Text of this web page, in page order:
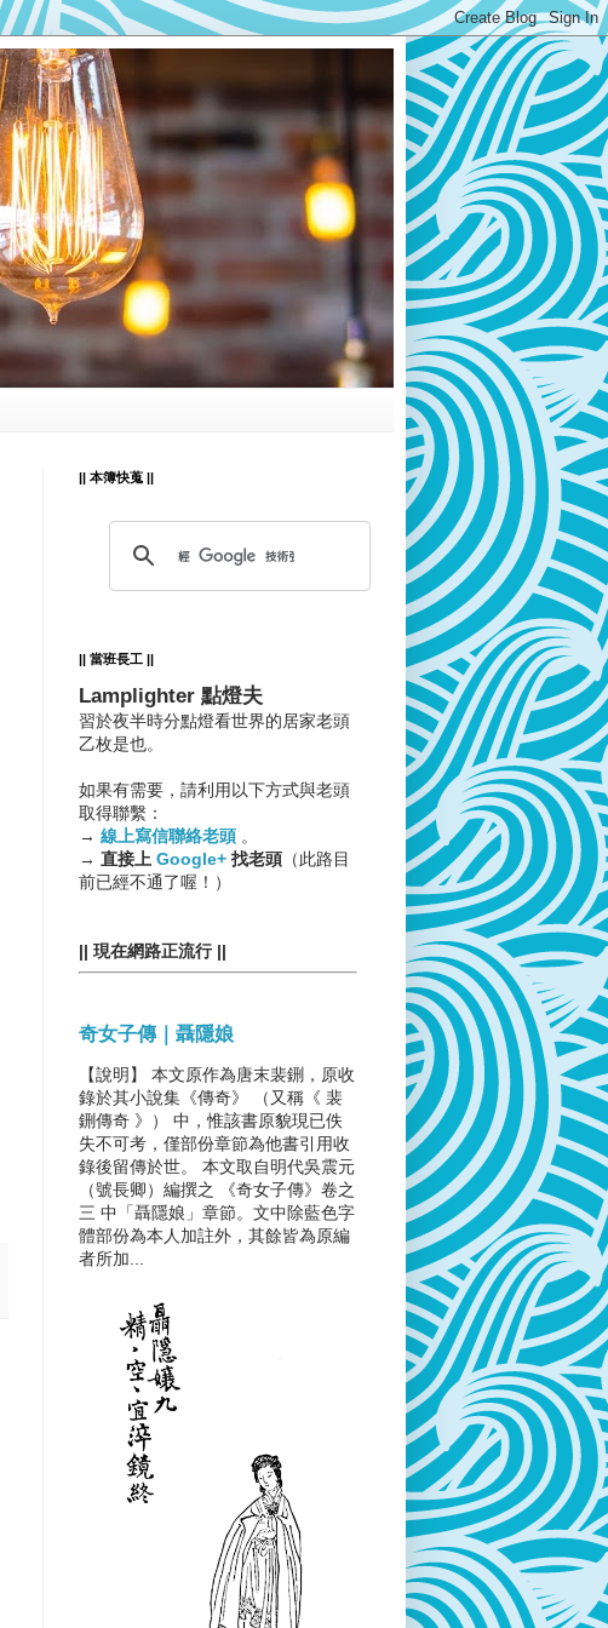
|| 本簿快蒐 ||
|| 當班長工 ||
Lamplighter 點燈夫
習於夜半時分點燈看世界的居家老頭
乙枚是也。
如果有需要，請利用以下方式與老頭
取得聯繫：
→ 線上寫信聯絡老頭 。
→ 直接上 Google+ 找老頭 （此路目
前已經不通了喔！）
|| 現在網路正流行 ||
奇女子傳｜聶隱娘
【說明】 本文原作為唐末裴鉶，原收
錄於其小說集《傳奇》 （又稱《 裴
鉶傳奇 》） 中，惟該書原貌現已佚
失不可考，僅部份章節為他書引用收
錄後留傳於世。 本文取自明代吳震元
（號長卿）編撰之 《奇女子傳》卷之
三 中「聶隱娘」章節。文中除藍色字
體部份為本人加註外，其餘皆為原編
者所加...